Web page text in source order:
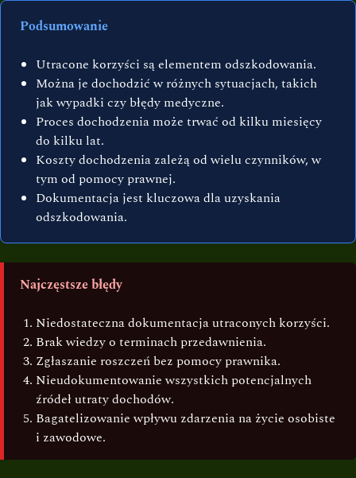
Podsumowanie
Utracone korzyści są elementem odszkodowania.
Można je dochodzić w różnych sytuacjach, takich
jak wypadki czy błędy medyczne.
Proces dochodzenia może trwać od kilku miesięcy
do kilku lat.
Koszty dochodzenia zależą od wielu czynników, w
tym od pomocy prawnej.
Dokumentacja jest kluczowa dla uzyskania
odszkodowania.
Najczęstsze błędy
Niedostateczna dokumentacja utraconych korzyści.
Brak wiedzy o terminach przedawnienia.
Zgłaszanie roszczeń bez pomocy prawnika.
Nieudokumentowanie wszystkich potencjalnych
źródeł utraty dochodów.
Bagatelizowanie wpływu zdarzenia na życie osobiste
i zawodowe.